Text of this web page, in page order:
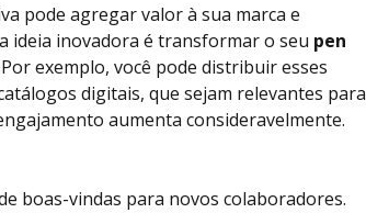
pode agregar valor à sua marca e
ideia inovadora é transformar o seu pen
exemplo, você pode distribuir esses
digitais, que sejam relevantes para
aumenta consideravelmente.
boas-vindas para novos colaboradores.